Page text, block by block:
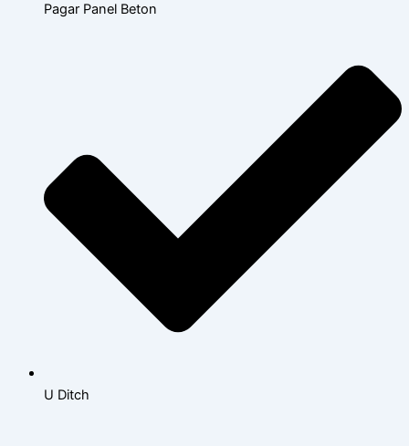
Pagar Panel Beton
U Ditch